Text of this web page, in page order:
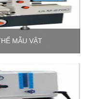
MẪU VẬT